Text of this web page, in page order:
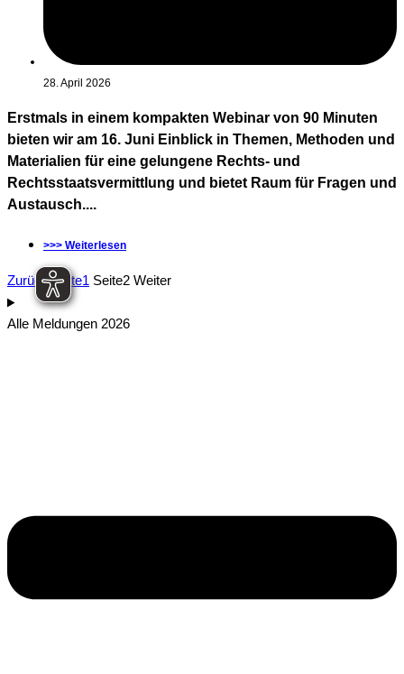
28. April 2026
Erstmals in einem kompakten Webinar von 90 Minuten
bieten wir am 16. Juni Einblick in Themen, Methoden und
Materialien für eine gelungene Rechts- und
Rechtsstaatsvermittlung und bietet Raum für Fragen und
Austausch....
>>> Weiterlesen
Zurück Seite1 Seite2 Weiter
Alle Meldungen 2026